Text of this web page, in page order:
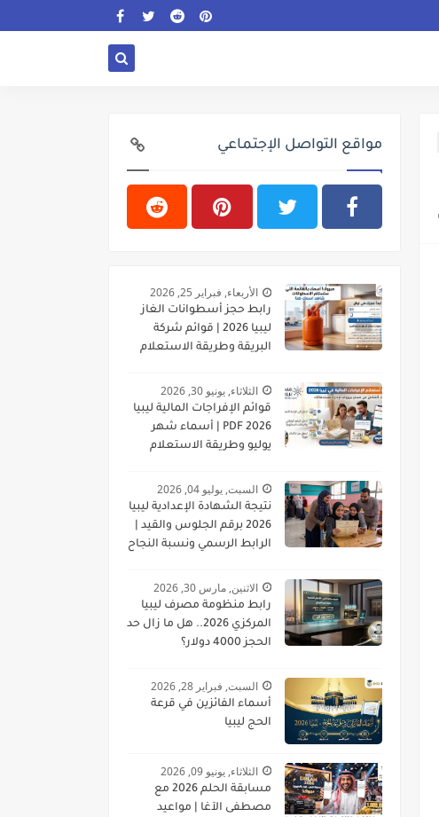
مواقع التواصل الإجتماعي
الأربعاء, فبراير 25, 2026
رابط حجز أسطوانات الغاز
ليبيا 2026 | قوائم شركة
البريقة وطريقة الاستعلام
الثلاثاء, يونيو 30, 2026
قوائم الإفراجات المالية ليبيا
2026 PDF | أسماء شهر
يوليو وطريقة الاستعلام
السبت, يوليو 04, 2026
نتيجة الشهادة الإعدادية ليبيا
2026 برقم الجلوس والقيد |
الرابط الرسمي ونسبة النجاح
الاثنين, مارس 30, 2026
رابط منظومة مصرف ليبيا
المركزي 2026.. هل ما زال حد
الحجز 4000 دولار؟
السبت, فبراير 28, 2026
أسماء الفائزين في قرعة
الحج ليبيا
الثلاثاء, يونيو 09, 2026
مسابقة الحلم 2026 مع
مصطفى الآغا | مواعيد